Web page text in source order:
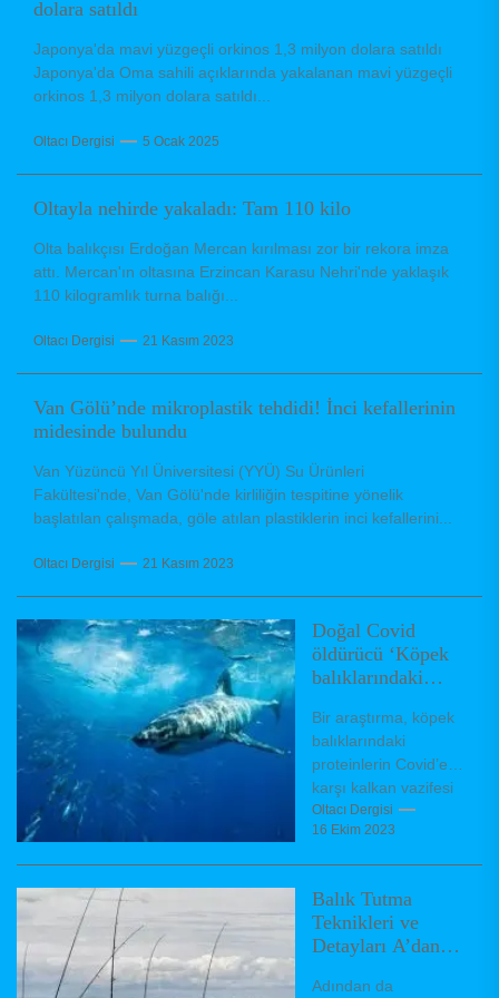
dolara satıldı
Japonya'da mavi yüzgeçli orkinos 1,3 milyon dolara satıldı
Japonya'da Oma sahili açıklarında yakalanan mavi yüzgeçli
orkinos 1,3 milyon dolara satıldı...
Oltacı Dergisi 5 Ocak 2025
Oltayla nehirde yakaladı: Tam 110 kilo
Olta balıkçısı Erdoğan Mercan kırılması zor bir rekora imza
attı. Mercan'ın oltasına Erzincan Karasu Nehri'nde yaklaşık
110 kilogramlık turna balığı...
Oltacı Dergisi 21 Kasım 2023
Van Gölü’nde mikroplastik tehdidi! İnci kefallerinin
midesinde bulundu
Van Yüzüncü Yıl Üniversitesi (YYÜ) Su Ürünleri
Fakültesi'nde, Van Gölü'nde kirliliğin tespitine yönelik
başlatılan çalışmada, göle atılan plastiklerin inci kefallerini...
Oltacı Dergisi 21 Kasım 2023
Doğal Covid
öldürücü ‘Köpek
balıklarındaki
Bir araştırma, köpek
balıklarındaki
proteinlerin Covid’e
karşı kalkan vazifesi
görebileceğini ortaya
koydu. Son iki yılda
virüsün...
Oltacı Dergisi
16 Ekim 2023
Balık Tutma
Teknikleri ve
Detayları A’dan
Adından da